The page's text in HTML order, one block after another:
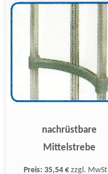
nachrüstbare
Mittelstrebe
Preis: 35,54 € zzgl. MwSt